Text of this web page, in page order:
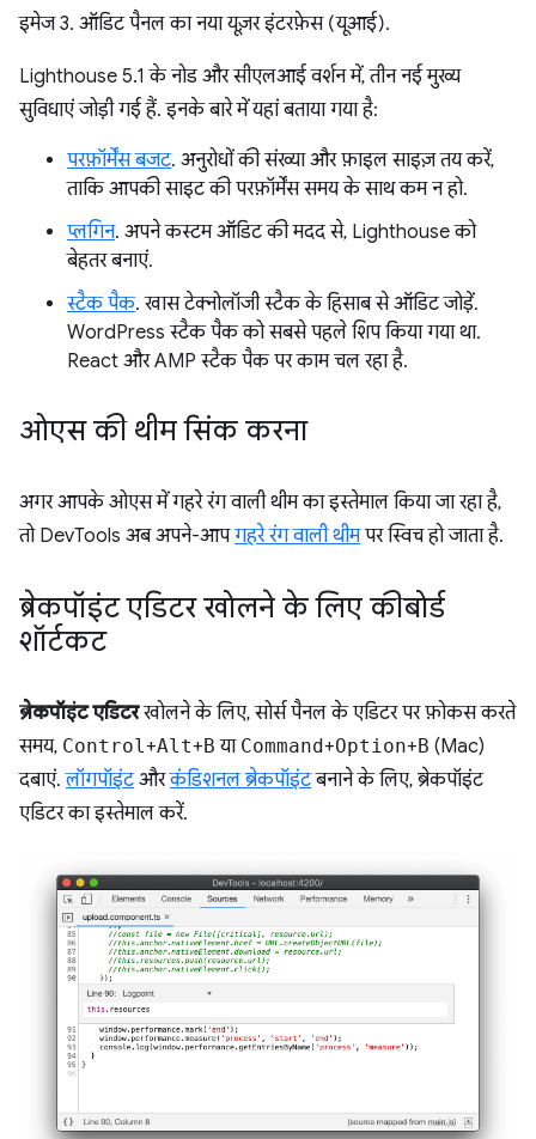
इमेज 3. ऑडिट पैनल का नया यूज़र इंटरफ़ेस (यूआई).
Lighthouse 5.1 के नोड और सीएलआई वर्शन में, तीन नई मुख्य
सुविधाएं जोड़ी गई हैं. इनके बारे में यहां बताया गया है:
परफ़ॉर्मेंस बजट. अनुरोधों की संख्या और फ़ाइल साइज़ तय करें,
ताकि आपकी साइट की परफ़ॉर्मेंस समय के साथ कम न हो.
प्लगिन. अपने कस्टम ऑडिट की मदद से, Lighthouse को
बेहतर बनाएं.
स्टैक पैक. खास टेक्नोलॉजी स्टैक के हिसाब से ऑडिट जोड़ें.
WordPress स्टैक पैक को सबसे पहले शिप किया गया था.
React और AMP स्टैक पैक पर काम चल रहा है.
ओएस की थीम सिंक करना
अगर आपके ओएस में गहरे रंग वाली थीम का इस्तेमाल किया जा रहा है,
तो DevTools अब अपने-आपगहरे रंग वाली थीमपर स्विच हो जाता है.
ब्रेकपॉइंट एडिटर खोलने के लिए कीबोर्ड
शॉर्टकट
ब्रेकपॉइंट एडिटरखोलने के लिए, सोर्स पैनल के एडिटर पर फ़ोकस करते
समय, Control +Alt+B या Command+Option+B (Mac)
दबाएं.लॉगपॉइंटऔरकंडिशनल ब्रेकपॉइंटबनाने के लिए, ब्रेकपॉइंट
एडिटर का इस्तेमाल करें.